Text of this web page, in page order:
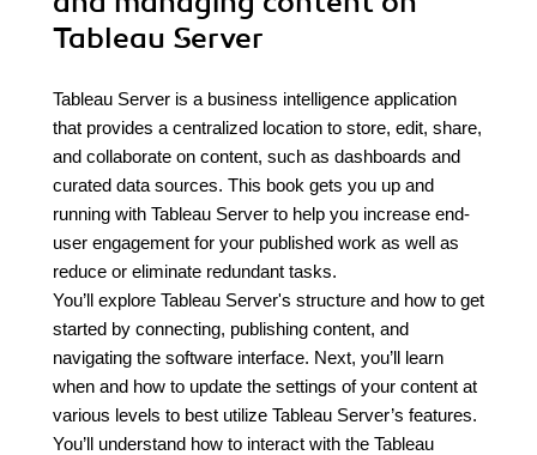
Tableau Server
Tableau Server is a business intelligence application
that provides a centralized location to store, edit, share,
and collaborate on content, such as dashboards and
curated data sources. This book gets you up and
running with Tableau Server to help you increase end-
user engagement for your published work as well as
reduce or eliminate redundant tasks.
You’ll explore Tableau Server's structure and how to get
started by connecting, publishing content, and
navigating the software interface. Next, you’ll learn
when and how to update the settings of your content at
various levels to best utilize Tableau Server’s features.
You’ll understand how to interact with the Tableau